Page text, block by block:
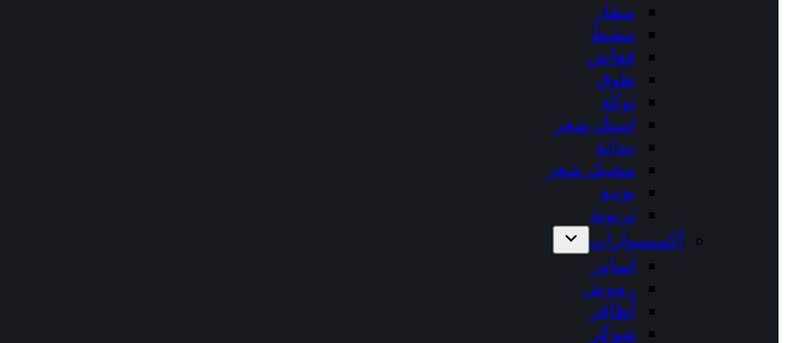
منقار
مشط
قفاش
طوق
توكة
استك شعر
بندانة
مشبك شعر
بونيه
تربونة
أكسسوارات
اساور
رموش
أظافر
شوكر